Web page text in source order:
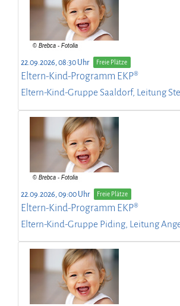
22.09.2026, 08:30 Uhr Freie Plätze
Eltern-Kind-Programm EKP®
Eltern-Kind-Gruppe Saaldorf, Leitung
22.09.2026, 09:00 Uhr Freie Plätze
Eltern-Kind-Programm EKP®
Eltern-Kind-Gruppe Piding, Leitung